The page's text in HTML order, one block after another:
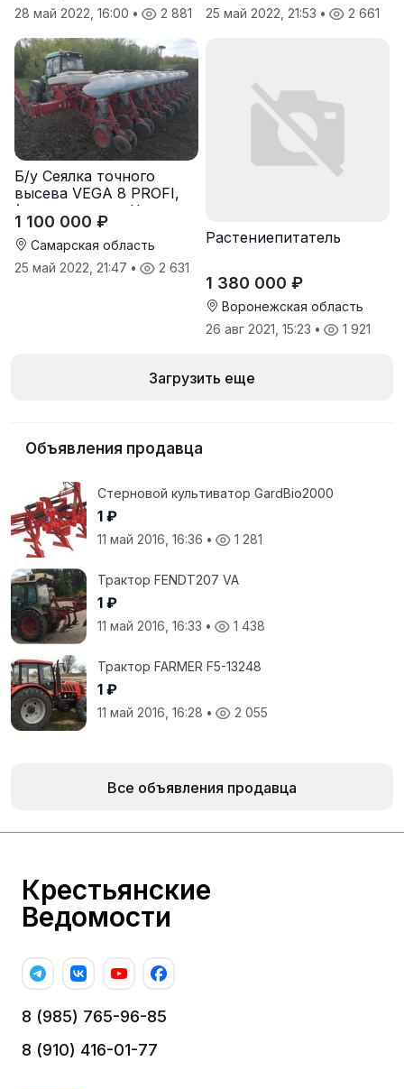
28 май 2022, 16:00 • 2 881
25 май 2022, 21:53 • 2 661
Б/у Сеялка точного
высева VEGA 8 PROFI,
(производство Червона
Зирка), 2016 г, в
отличном состоянии
1 100 000 ₽
Самарская область
25 май 2022, 21:47 • 2 631
Растениепитатель
1 380 000 ₽
Воронежская область
26 авг 2021, 15:23 • 1 921
Загрузить еще
Объявления продавца
Стерновой культиватор GardBio2000
1 ₽
11 май 2016, 16:36 • 1 281
Трактор FENDT207 VA
1 ₽
11 май 2016, 16:33 • 1 438
Трактор FARMER F5-13248
1 ₽
11 май 2016, 16:28 • 2 055
Все объявления продавца
Крестьянские
Ведомости
8 (985) 765-96-85
8 (910) 416-01-77